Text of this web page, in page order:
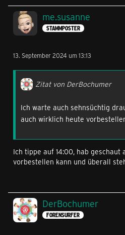
me.susanne
STAMMPOSTER
13. September 2024 um 13:13
Zitat von DerBochumer
Ich warte auch sehnsüchtig
auch wirklich heute
Ich tippe auf 14:00, hab geschaut
vorbestellen kann und überall
DerBochumer
FORENSURFER